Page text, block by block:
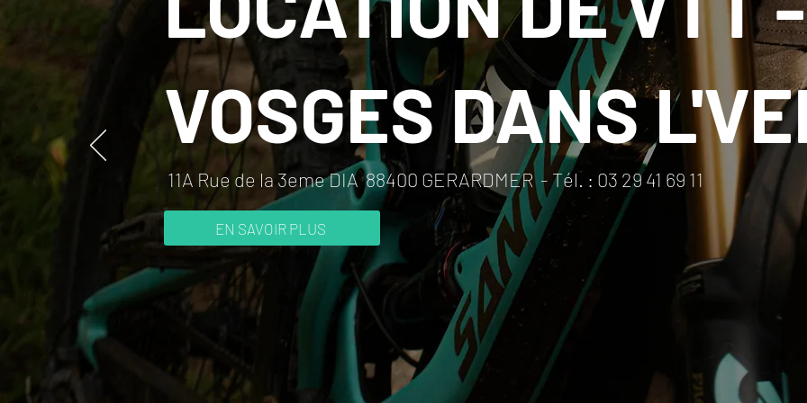
VOSGES DANS
11A Rue de la 3eme DIA 88400 GERARDMER - Tél. : 03 29 41 69 11
EN SAVOIR PLUS